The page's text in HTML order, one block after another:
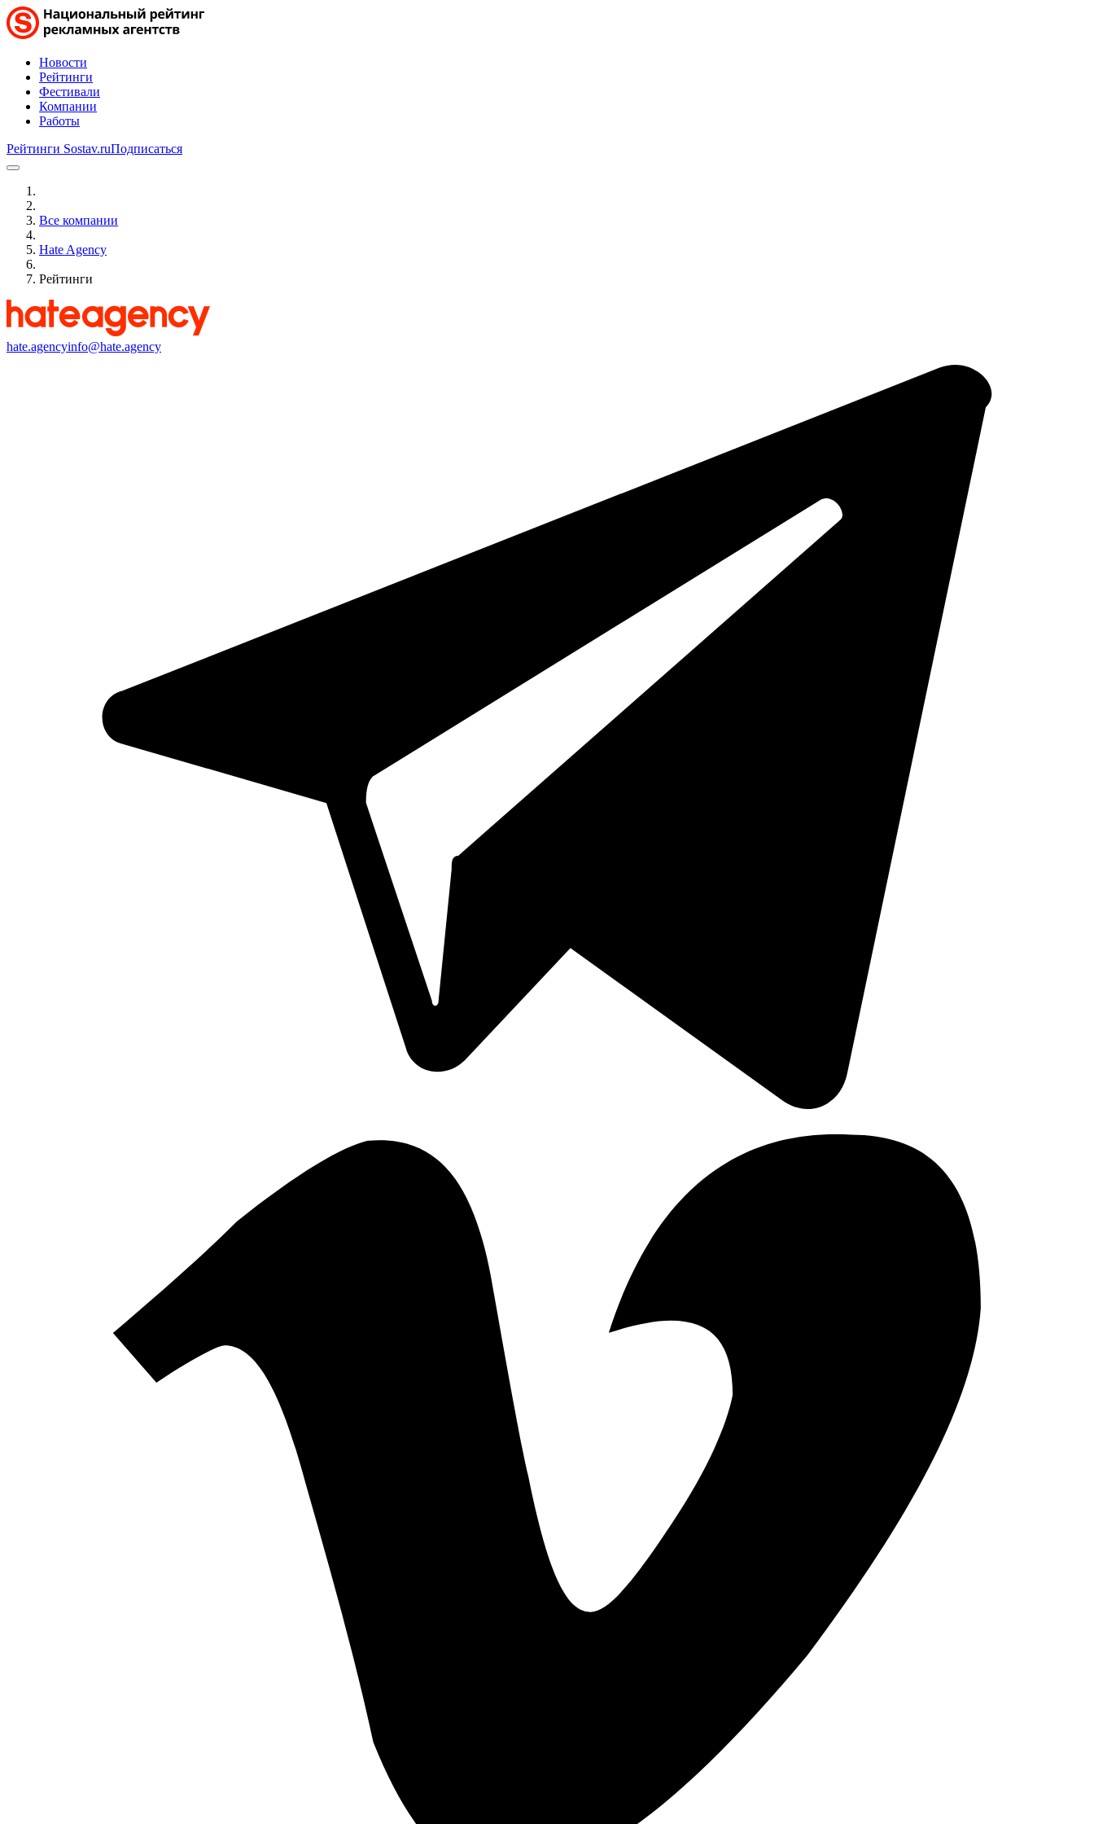
Новости
Рейтинги
Фестивали
Компании
Работы
Рейтинги Sostav.ruПодписаться
Все компании
Hate Agency
Рейтинги
hate.agencyinfo@hate.agency